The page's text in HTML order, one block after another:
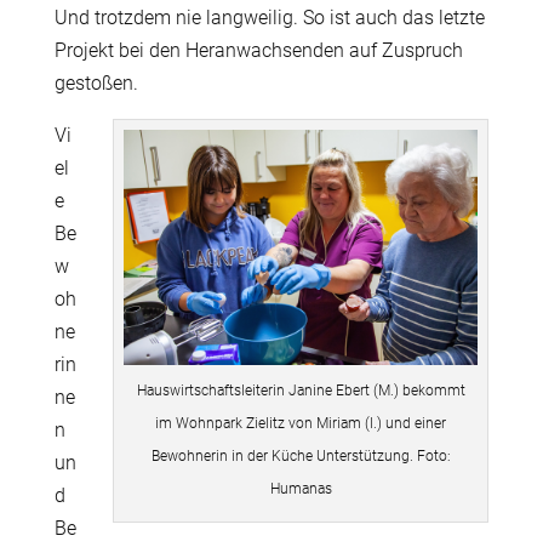
Und trotzdem nie langweilig. So ist auch das letzte
Projekt bei den Heranwachsenden auf Zuspruch
gestoßen.
Hauswirtschaftsleiterin Janine Ebert (M.) bekommt
im Wohnpark Zielitz von Miriam (l.) und einer
Bewohnerin in der Küche Unterstützung. Foto:
Humanas
Vi
el
e
Be
w
oh
ne
rin
ne
n
un
d
Be